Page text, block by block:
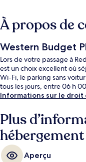
À propos de
Western Budget
Lors de votre passage à
est un choix excellent où
Wi-Fi, le parking sans
tous les jours, entre 06 h
Informations sur le
Plus
hébergement
Aperçu